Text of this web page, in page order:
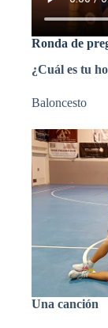
Ronda de
¿Cuál es tu
Baloncesto
Una canción